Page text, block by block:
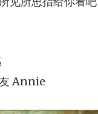
Annie